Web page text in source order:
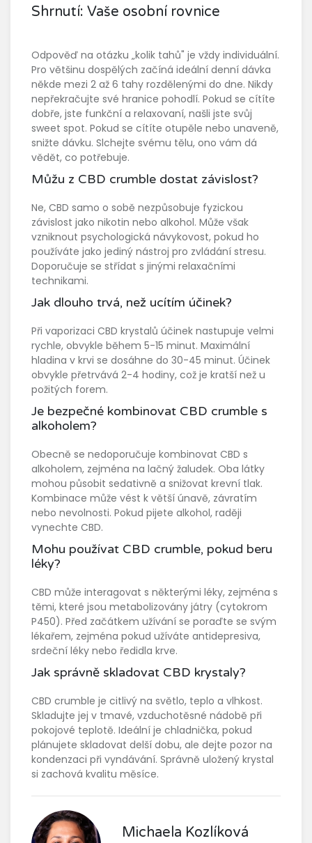
Shrnutí: Vaše osobní rovnice
Odpověď na otázku „kolik tahů" je vždy individuální.
Pro většinu dospělých začíná ideální denní dávka
někde mezi 2 až 6 tahy rozdělenými do dne. Nikdy
nepřekračujte své hranice pohodlí. Pokud se cítíte
dobře, jste funkční a relaxovaní, našli jste svůj
sweet spot. Pokud se cítíte otupěle nebo unaveně,
snižte dávku. Slchejte svému tělu, ono vám dá
vědět, co potřebuje.
Můžu z CBD crumble dostat závislost?
Ne, CBD samo o sobě nezpůsobuje fyzickou
závislost jako nikotin nebo alkohol. Může však
vzniknout psychologická návykovost, pokud ho
používáte jako jediný nástroj pro zvládání stresu.
Doporučuje se střídat s jinými relaxačními
technikami.
Jak dlouho trvá, než ucítím účinek?
Při vaporizaci CBD krystalů účinek nastupuje velmi
rychle, obvykle během 5-15 minut. Maximální
hladina v krvi se dosáhne do 30-45 minut. Účinek
obvykle přetrvává 2-4 hodiny, což je kratší než u
požitých forem.
Je bezpečné kombinovat CBD crumble s
alkoholem?
Obecně se nedoporučuje kombinovat CBD s
alkoholem, zejména na lačný žaludek. Oba látky
mohou působit sedativně a snižovat krevní tlak.
Kombinace může vést k větší únavě, závratím
nebo nevolnosti. Pokud pijete alkohol, raději
vynechte CBD.
Mohu používat CBD crumble, pokud beru
léky?
CBD může interagovat s některými léky, zejména s
těmi, které jsou metabolizovány játry (cytokrom
P450). Před začátkem užívání se poraďte se svým
lékařem, zejména pokud užíváte antidepresiva,
srdeční léky nebo ředidla krve.
Jak správně skladovat CBD krystaly?
CBD crumble je citlivý na světlo, teplo a vlhkost.
Skladujte jej v tmavé, vzduchotěsné nádobě při
pokojové teplotě. Ideální je chladnička, pokud
plánujete skladovat delší dobu, ale dejte pozor na
kondenzaci při vyndávání. Správně uložený krystal
si zachová kvalitu měsíce.
Michaela Kozlíková